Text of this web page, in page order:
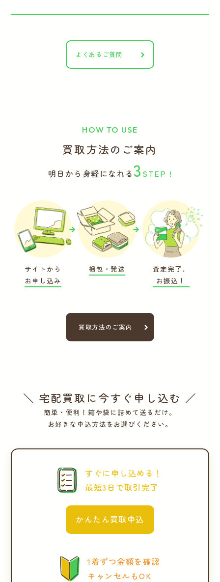
よくあるご質問
HOW TO USE
買取方法のご案内
明日から身軽になれる 3 STEP !
サイトから
お申し込み
梱包・発送
査定完了、
お振込！
買取方法のご案内
＼ 宅配買取に今すぐ申し込む ／
簡単・便利！箱や袋に詰めて送るだけ。
お好きな申込方法をお選びください。
すぐに申し込める！
最短3日で取引完了
かんたん買取申込
1着ずつ金額を確認
キャンセルもOK